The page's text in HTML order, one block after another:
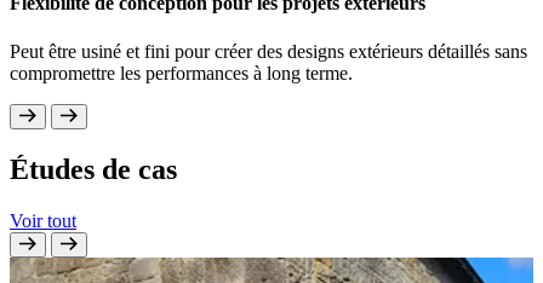
Peut être usiné et fini pour créer des designs extérieurs détaillés sans
compromettre les performances à long terme.
revêtues pour les applications de portes extérieures.
marque où l'esthétique et la durabilité sont essentielles.
Études de cas
Voir tout